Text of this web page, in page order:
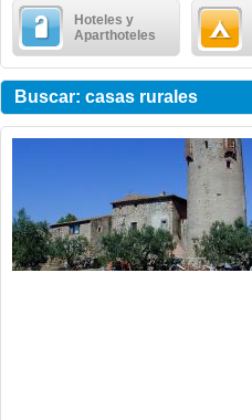
Hoteles y
Aparthoteles
Buscar: casas rurales